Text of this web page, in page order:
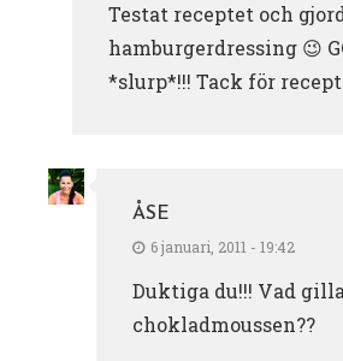
Testat receptet och
hamburgerdressing 😉
*slurp*!!! Tack för
ÅSE
6 januari, 2011 - 19:42
Duktiga du!!! Vad
chokladmoussen??